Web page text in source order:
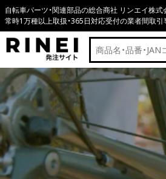
自転車パーツ・関連部品の総合商社 リンエイ株式
常時1万種以上取扱・365日対応受付の業者間取引